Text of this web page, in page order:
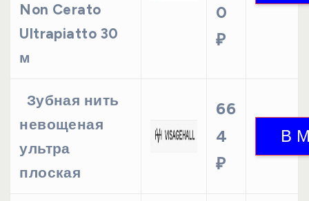
Non Cerato
Ultrapiatto 30
м
0
₽
Зубная нить
невощеная
ультра
плоская
66
4
₽